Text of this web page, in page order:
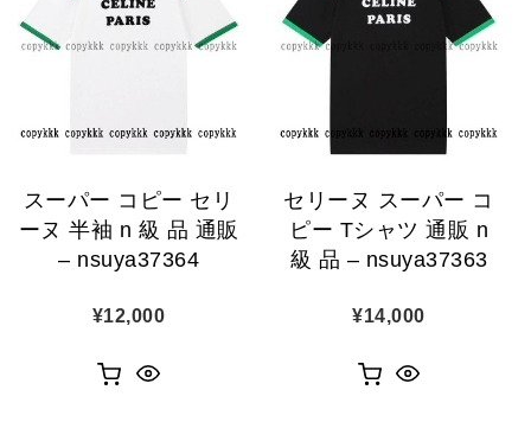
スーパー コピー セリ
ーヌ 半袖 n 級 品 通販
– nsuya37364
¥12,000
セリーヌ スーパー コ
ピー Tシャツ 通販 n
級 品 – nsuya37363
¥14,000